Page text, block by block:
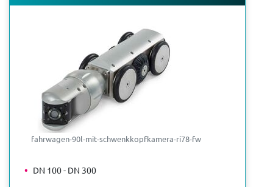
fahrwagen-90l-mit-schwenkkopfkamera-ri78-fw
DN 100 - DN 300